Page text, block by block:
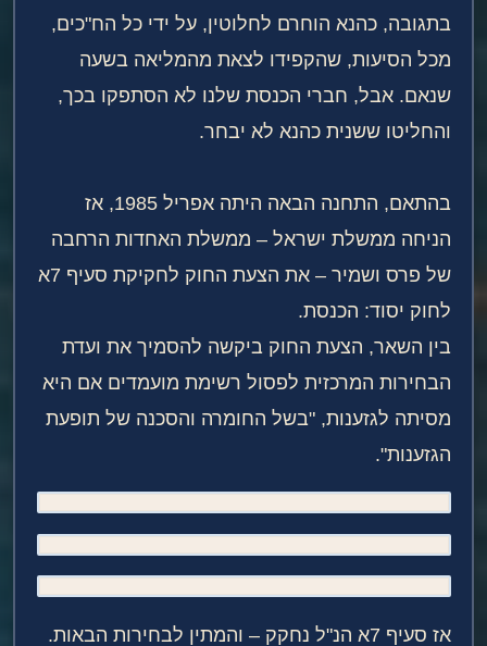
בתגובה, כהנא הוחרם לחלוטין, על ידי כל הח"כים,
מכל הסיעות, שהקפידו לצאת מהמליאה בשעה
שנאם. אבל, חברי הכנסת שלנו לא הסתפקו בכך,
והחליטו ששנית כהנא לא יבחר.
בהתאם, התחנה הבאה היתה אפריל 1985, אז
הניחה ממשלת ישראל – ממשלת האחדות הרחבה
של פרס ושמיר – את הצעת החוק לחקיקת סעיף 7א
לחוק יסוד: הכנסת.
בין השאר, הצעת החוק ביקשה להסמיך את ועדת
הבחירות המרכזית לפסול רשימת מועמדים אם היא
מסיתה לגזענות, "בשל החומרה והסכנה של תופעת
הגזענות".
אז סעיף 7א הנ"ל נחקק – והמתין לבחירות הבאות.